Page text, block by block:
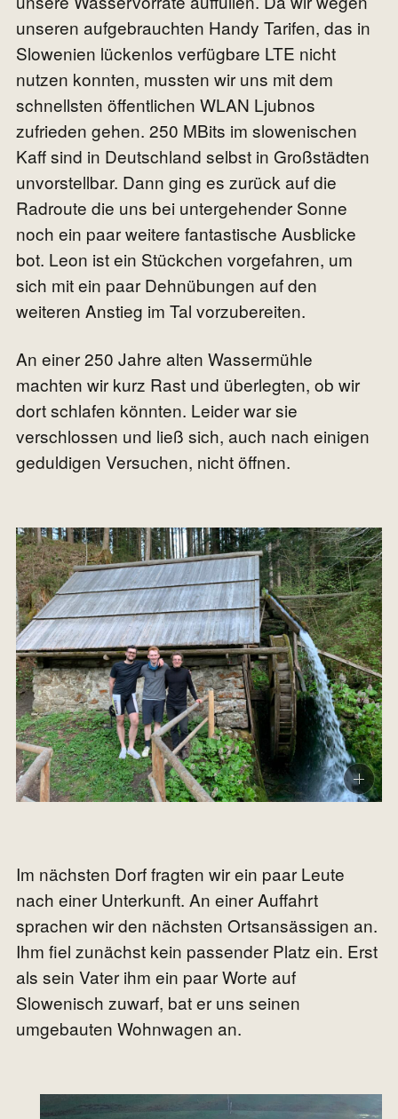
unseren aufgebrauchten Handy Tarifen, das in
Slowenien lückenlos verfügbare LTE nicht
nutzen konnten, mussten wir uns mit dem
schnellsten öffentlichen WLAN Ljubnos
zufrieden gehen. 250 MBits im slowenischen
Kaff sind in Deutschland selbst in Großstädten
unvorstellbar. Dann ging es zurück auf die
Radroute die uns bei untergehender Sonne
noch ein paar weitere fantastische Ausblicke
bot. Leon ist ein Stückchen vorgefahren, um
sich mit ein paar Dehnübungen auf den
weiteren Anstieg im Tal vorzubereiten.
An einer 250 Jahre alten Wassermühle
machten wir kurz Rast und überlegten, ob wir
dort schlafen könnten. Leider war sie
verschlossen und ließ sich, auch nach einigen
geduldigen Versuchen, nicht öffnen.
Im nächsten Dorf fragten wir ein paar Leute
nach einer Unterkunft. An einer Auffahrt
sprachen wir den nächsten Ortsansässigen an.
Ihm fiel zunächst kein passender Platz ein. Erst
als sein Vater ihm ein paar Worte auf
Slowenisch zuwarf, bat er uns seinen
umgebauten Wohnwagen an.